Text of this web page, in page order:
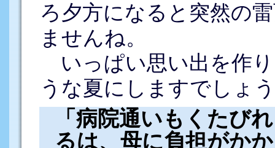
ろ夕方になると突然の
ませんね。
いっぱい思い出を作
うな夏にしますでしょ
「病院通いもくたび
るは、母に負担がか